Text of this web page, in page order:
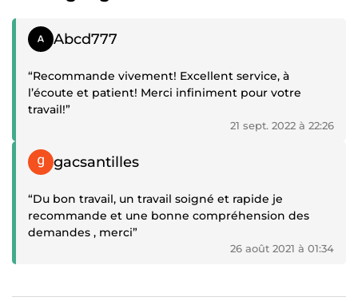
Témoignage positif
Abcd777
“Recommande vivement! Excellent service, à
l’écoute et patient! Merci infiniment pour votre
travail!”
21 sept. 2022 à 22:26
Témoignage positif
gacsantilles
“Du bon travail, un travail soigné et rapide je
recommande et une bonne compréhension des
demandes , merci”
26 août 2021 à 01:34